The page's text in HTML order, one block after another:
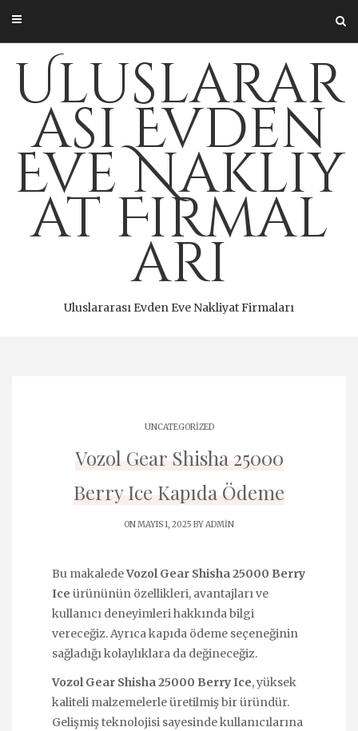
content
Uluslarar
ası Evden
Eve Nakliy
at Firmal
arı
Uluslararası Evden Eve Nakliyat Firmaları
UNCATEGORIZED
Vozol Gear Shisha 25000
Berry Ice Kapıda Ödeme
ON MAYIS 1, 2025 BYADMIN
Bu makaledeVozol Gear Shisha 25000 Berry
Ice ürününün özellikleri, avantajları ve
kullanıcı deneyimleri hakkında bilgi
vereceğiz. Ayrıca kapıda ödeme seçeneğinin
sağladığı kolaylıklara da değineceğiz.
Vozol Gear Shisha 25000 Berry Ice, yüksek
kaliteli malzemelerle üretilmiş bir üründür.
Gelişmiş teknolojisi sayesinde kullanıcılarına